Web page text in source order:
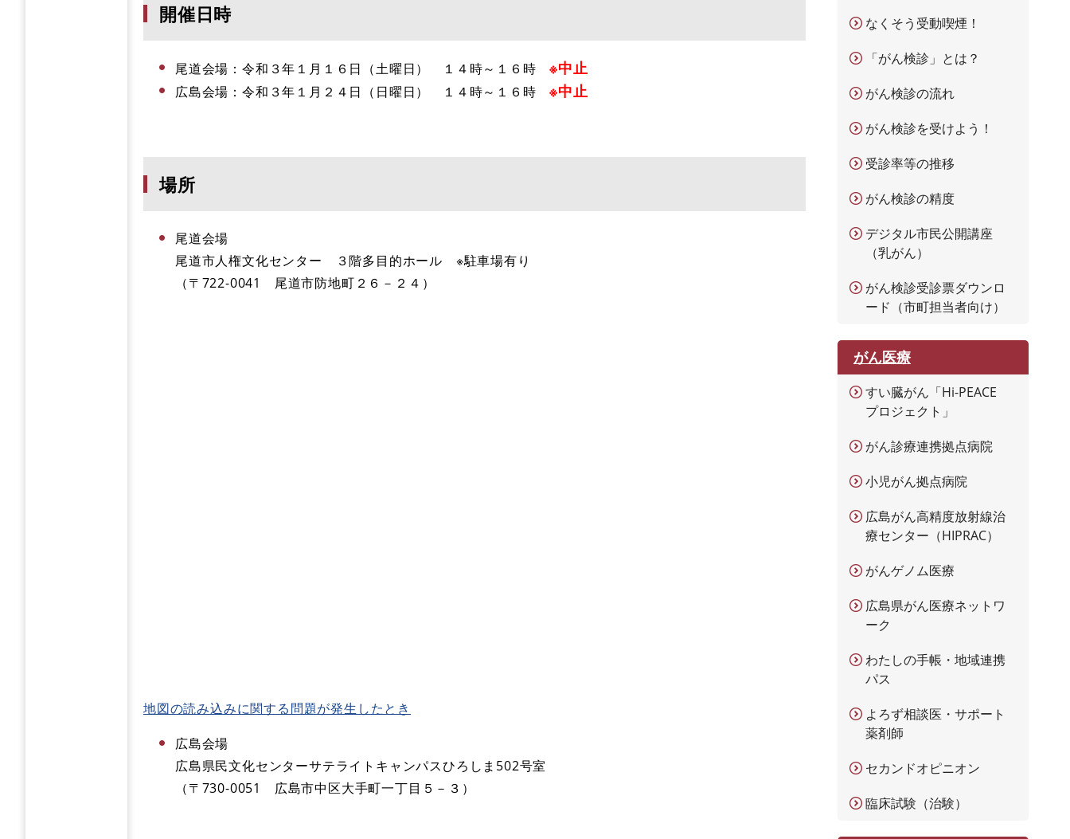
開催日時
尾道会場：令和３年１月１６日（土曜日） １４時～１６時※中止
広島会場：令和３年１月２４日（日曜日） １４時～１６時※中止
場所
尾道会場
尾道市人権文化センター ３階多目的ホール ※駐車場有り
（〒722-0041 尾道市防地町２６－２４）
地図の読み込みに関する問題が発生したとき
広島会場
広島県民文化センターサテライトキャンパスひろしま502号室
（〒730-0051 広島市中区大手町一丁目５－３）
なくそう受動喫煙！
「がん検診」とは？
がん検診の流れ
がん検診を受けよう！
受診率等の推移
がん検診の精度
デジタル市民公開講座
（乳がん）
がん検診受診票ダウンロ
ード（市町担当者向け）
がん医療
すい臓がん「Hi-PEACE
プロジェクト」
がん診療連携拠点病院
小児がん拠点病院
広島がん高精度放射線治
療センター（HIPRAC）
がんゲノム医療
広島県がん医療ネットワ
ーク
わたしの手帳・地域連携
パス
よろず相談医・サポート
薬剤師
セカンドオピニオン
臨床試験（治験）